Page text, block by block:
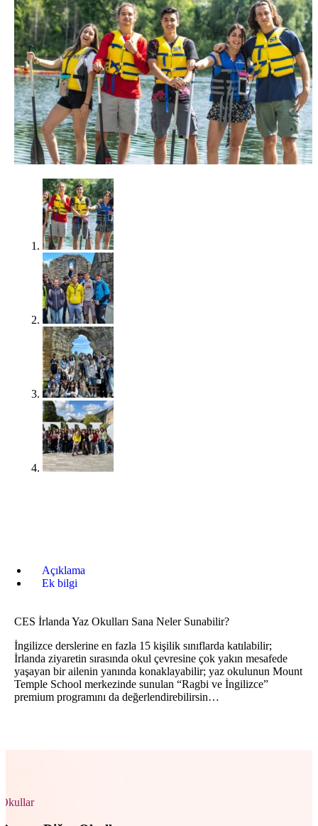
Açıklama
Ek bilgi
CES İrlanda Yaz Okulları Sana Neler Sunabilir?
İngilizce derslerine en fazla 15 kişilik sınıflarda katılabilir;
İrlanda ziyaretin sırasında okul çevresine çok yakın mesafede
yaşayan bir ailenin yanında konaklayabilir; yaz okulunun Mount
Temple School merkezinde sunulan “Ragbi ve İngilizce”
premium programını da değerlendirebilirsin…
Okullar